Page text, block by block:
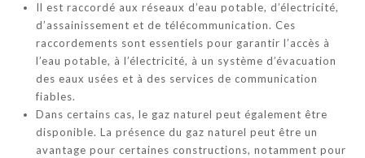
Il est raccordé aux réseaux d’eau potable, d’électricité,
d’assainissement et de télécommunication. Ces
raccordements sont essentiels pour garantir l’accès à
l’eau potable, à l’électricité, à un système d’évacuation
des eaux usées et à des services de communication
fiables.
Dans certains cas, le gaz naturel peut également être
disponible. La présence du gaz naturel peut être un
avantage pour certaines constructions, notamment pour